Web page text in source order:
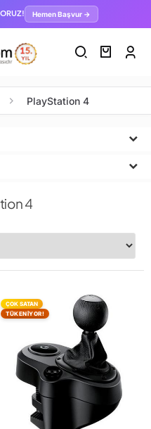
Hemen Başvur →
PlayStation 4
4
ÇOK SATAN
TÜKENİYOR!